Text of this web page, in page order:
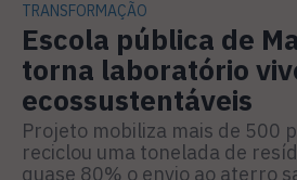
TRANSFORMAÇÃO
Escola pública de
torna laboratório
ecossustentáveis
Projeto mobiliza mais de 500
reciclou uma tonelada de
quase 80% o envio ao aterro